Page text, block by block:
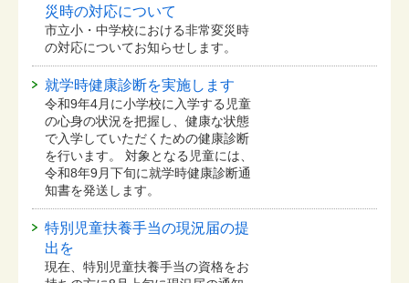
災時の対応について
市立小・中学校における非常変災時
の対応についてお知らせします。
就学時健康診断を実施します
令和9年4月に小学校に入学する児童
の心身の状況を把握し、健康な状態
で入学していただくための健康診断
を行います。 対象となる児童には、
令和8年9月下旬に就学時健康診断通
知書を発送します。
特別児童扶養手当の現況届の提
出を
現在、特別児童扶養手当の資格をお